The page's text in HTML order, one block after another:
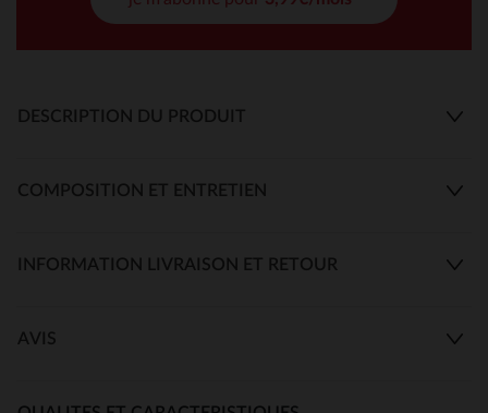
DESCRIPTION DU PRODUIT
COMPOSITION ET ENTRETIEN
INFORMATION LIVRAISON ET RETOUR
AVIS